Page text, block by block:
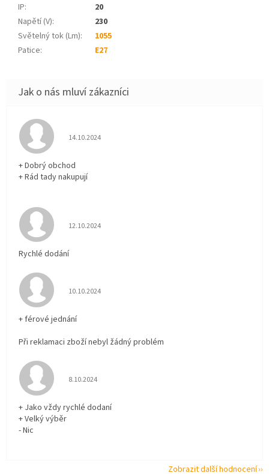
IP:
20
Napětí (V):
230
Světelný tok (Lm):
1055
Patice: E27
Hodnocení obchodu je 5 z 5 hvězdiček.
14.10.2024
+ Dobrý obchod
+ Rád tady nakupují
Hodnocení obchodu je 5 z 5 hvězdiček.
12.10.2024
Rychlé dodání
Hodnocení obchodu je 5 z 5 hvězdiček.
10.10.2024
+ férové jednání
Při reklamaci zboží nebyl žádný problém
Hodnocení obchodu je 5 z 5 hvězdiček.
8.10.2024
+ Jako vždy rychlé dodaní
+ Velký výběr
- Nic
Zobrazit další hodnocení